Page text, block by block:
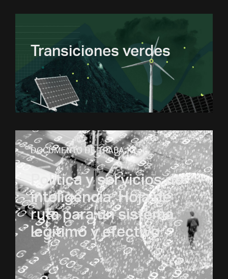
Transiciones verdes
DOCUMENTO DE TRABAJO
Política y servicios de
inteligencia. Hoja de
ruta para un sistema
legítimo y efectivo